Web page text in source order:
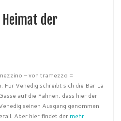
der
– von tramezzo =
Für Venedig schreibt sich die Bar La
auf die Fahnen, dass hier der
seinen Ausgang genommen
Aber hier findet der mehr